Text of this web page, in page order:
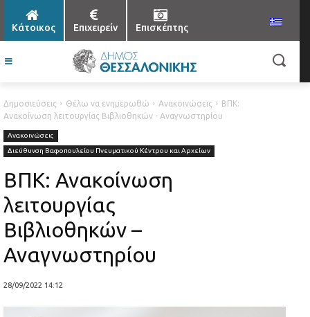
Κάτοικος Επιχειρείν Επισκέπτης
Δημοσιεύσεις Θέλω να ενημερωθώ Ανακοινώσεις
ΒΠΚ:
Ανακοίνωση λειτουργίας Βιβλιοθηκών - Αναγνωστηρίου
Ανακοινώσεις
Διεύθυνση Βαφοπουλείου Πνευματικού Κέντρου και Αρχείων
ΒΠΚ: Ανακοίνωση
λειτουργίας
Βιβλιοθηκών –
Αναγνωστηρίου
28/09/2022 14:12